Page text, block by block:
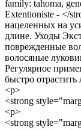
family: tahoma,
Extentioniste - </
нацеленных на
длине. Уходы
поврежденные
волосяные
Регулярное
быстро
<p>
<strong
<p>
<strong